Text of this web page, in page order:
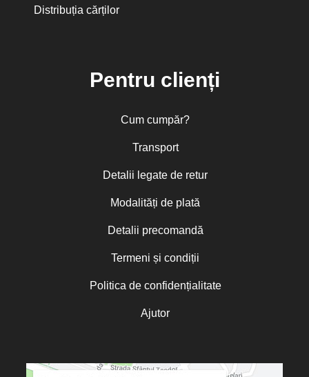
Distribuția cărților
Pentru clienți
Cum cumpăr?
Transport
Detalii legate de retur
Modalități de plată
Detalii precomandă
Termeni și condiții
Politica de confidențialitate
Ajutor